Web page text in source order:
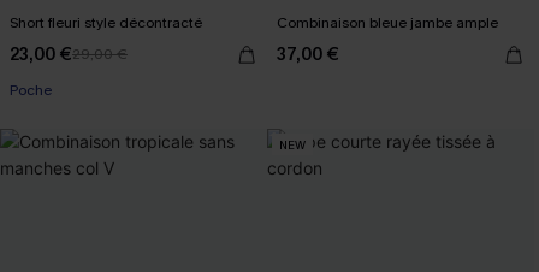
Short fleuri style décontracté
23,00 €29,00 €
Poche
Combinaison bleue jambe ample
37,00 €
NEW